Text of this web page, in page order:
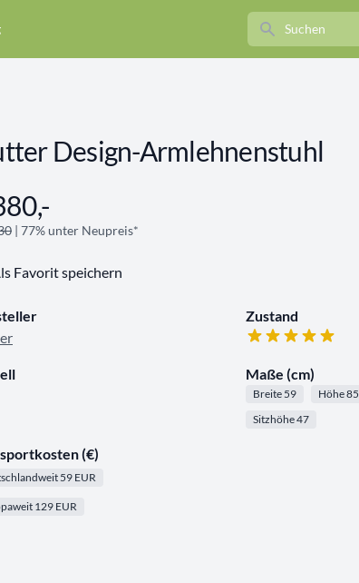
Search
Design-Armlehnenstuhl
| 77% unter Neupreis*
Favorit speichern
Zustand
Maße (cm)
Breite 59 Höhe 85
Sitzhöhe 47
(€)
59 EUR
129 EUR